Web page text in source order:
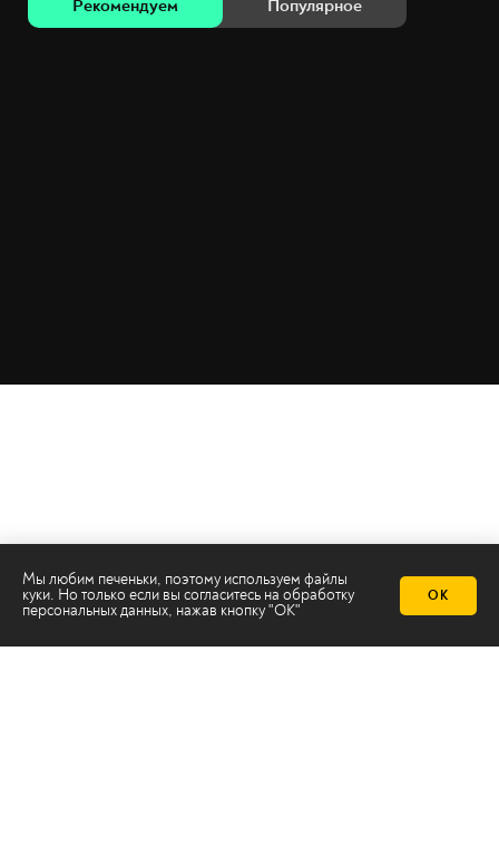
Рекомендуем Популярное
Мы любим печеньки, поэтому используем файлы
куки. Но только если вы согласитесь на обработку
персональных данных, нажав кнопку "ОК"
ОК